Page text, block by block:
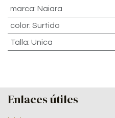
marca: Naiara
color: Surtido
Talla: Unica
Enlaces útiles